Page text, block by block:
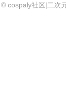
© cospaly社区|二次